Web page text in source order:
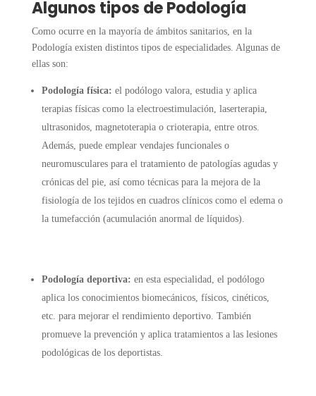
Algunos tipos de Podología
Como ocurre en la mayoría de ámbitos sanitarios, en la
Podologíaexisten distintos tipos de especialidades. Algunas de
ellas son:
Podología física: el podólogo valora, estudia y aplica
terapias físicas como la electroestimulación, laserterapia,
ultrasonidos, magnetoterapia o crioterapia, entre otros.
Además, puede emplear vendajes funcionales o
neuromusculares para el tratamiento de patologías agudas y
crónicas del pie, así como técnicas para la mejora de la
fisiología de los tejidos en cuadros clínicos como el edema o
la tumefacción (acumulación anormal de líquidos).
Podología deportiva: en esta especialidad, el podólogo
aplica los conocimientos biomecánicos, físicos, cinéticos,
etc. para mejorar el rendimiento deportivo. También
promueve la prevención y aplica tratamientos a las lesiones
podológicas de los deportistas.